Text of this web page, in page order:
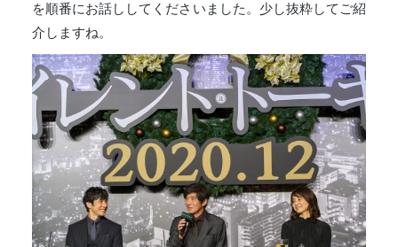
を順番にお話ししてくださいました。少し抜粋してご紹
介しますね。